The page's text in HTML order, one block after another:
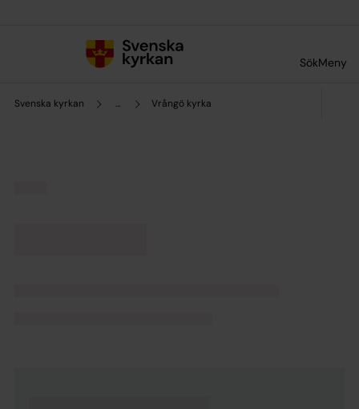
SökMeny
Svenska kyrkan ... Vrångö kyrka